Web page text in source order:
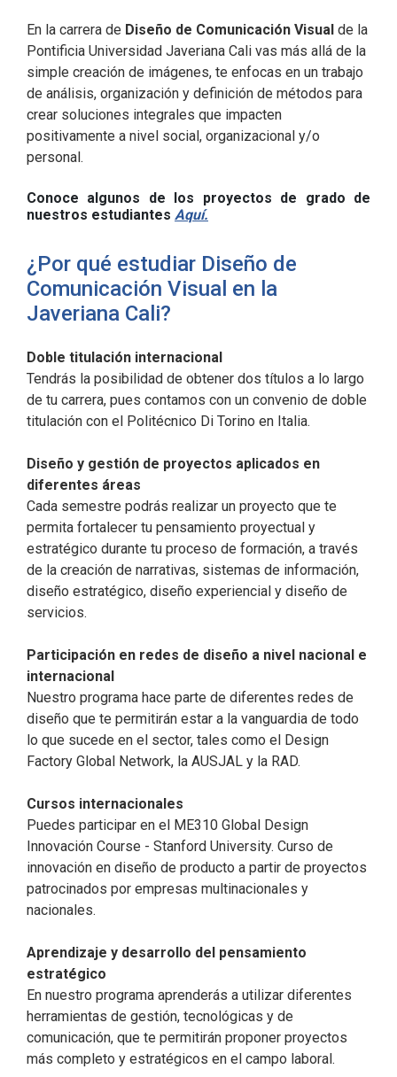
En la carrera de Diseño de Comunicación Visual de la
Pontificia Universidad Javeriana Cali vas más allá de la
simple creación de imágenes, te enfocas en un trabajo
de análisis, organización y definición de métodos para
crear soluciones integrales que impacten
positivamente a nivel social, organizacional y/o
personal.
Conoce algunos de los proyectos de grado de
nuestros estudiantes Aquí.
¿Por qué estudiar Diseño de
Comunicación Visual en la
Javeriana Cali?
Doble titulación internacional
Tendrás la posibilidad de obtener dos títulos a lo largo
de tu carrera, pues contamos con un convenio de doble
titulación con el Politécnico Di Torino en Italia.
Diseño y gestión de proyectos aplicados en
diferentes áreas
Cada semestre podrás realizar un proyecto que te
permita fortalecer tu pensamiento proyectual y
estratégico durante tu proceso de formación, a través
de la creación de narrativas, sistemas de información,
diseño estratégico, diseño experiencial y diseño de
servicios.
Participación en redes de diseño a nivel nacional e
internacional
Nuestro programa hace parte de diferentes redes de
diseño que te permitirán estar a la vanguardia de todo
lo que sucede en el sector, tales como el Design
Factory Global Network, la AUSJAL y la RAD.
Cursos internacionales
Puedes participar en el ME310 Global Design
Innovación Course - Stanford University. Curso de
innovación en diseño de producto a partir de proyectos
patrocinados por empresas multinacionales y
nacionales.
Aprendizaje y desarrollo del pensamiento
estratégico
En nuestro programa aprenderás a utilizar diferentes
herramientas de gestión, tecnológicas y de
comunicación, que te permitirán proponer proyectos
más completo y estratégicos en el campo laboral.